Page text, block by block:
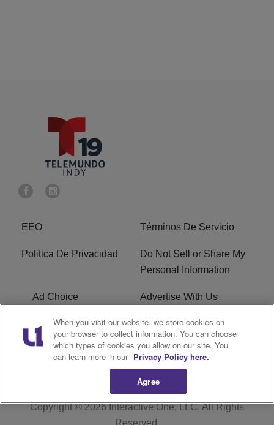
EEO Términos De Servicio
Politica De Privacidad
Do Not Sell or Share My
Personal Information
Ad Choice Advertise With Us
Terms of Service R1 Digital
Closed Captioning
Copyright © 2026Interactive One, LLC. All Rights
Reserved.
When you visit our website, we store cookies on
your browser to collect information. You can choose
which types of cookies you allow on our site. You
can learn more in our Privacy Policy here.
Agree